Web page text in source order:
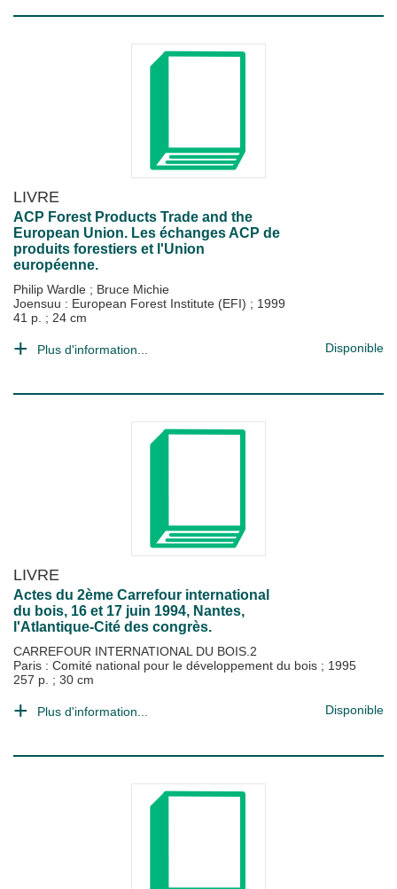
LIVRE
ACP Forest Products Trade and the
European Union. Les échanges ACP de
produits forestiers et l'Union
européenne.
Philip Wardle ; Bruce Michie
Joensuu : European Forest Institute (EFI) ; 1999
41 p. ; 24 cm
Plus d'information... Disponible
LIVRE
Actes du 2ème Carrefour international
du bois, 16 et 17 juin 1994, Nantes,
l'Atlantique-Cité des congrès.
CARREFOUR INTERNATIONAL DU BOIS.2
Paris : Comité national pour le développement du bois ; 1995
257 p. ; 30 cm
Plus d'information... Disponible